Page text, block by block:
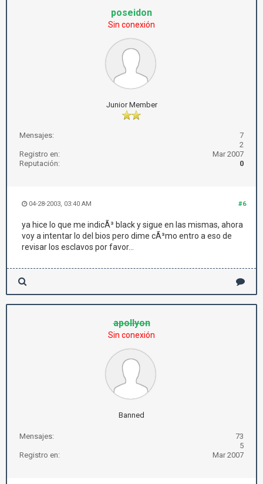
poseidon
Sin conexión
Junior Member
Mensajes:
7
2
Registro en:
Mar 2007
Reputación:
0
#6
04-28-2003, 03:40 AM
ya hice lo que me indicÃ³ black y sigue en las mismas, ahora
voy a intentar lo del bios pero dime cÃ³mo entro a eso de
revisar los esclavos por favor...
apollyon
Sin conexión
Banned
Mensajes:
73
5
Registro en:
Mar 2007